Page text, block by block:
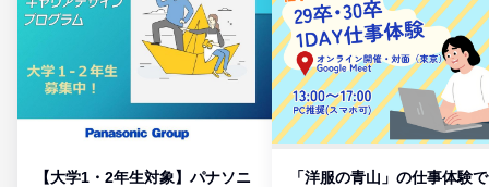
【大学1・2年生対象】パナソニ
「洋服の青山」の仕事体験